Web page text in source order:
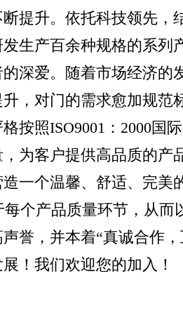
提升。依托科技领先，
生产百余种规格的系列
深爱。随着市场经济的
，对门的需求愈加规范
按照ISO9001：2000国
为客户提供高品质的产
一个温馨、舒适、完美
个产品质量环节，从而
誉，并本着“真诚合作
！我们欢迎您的加入！